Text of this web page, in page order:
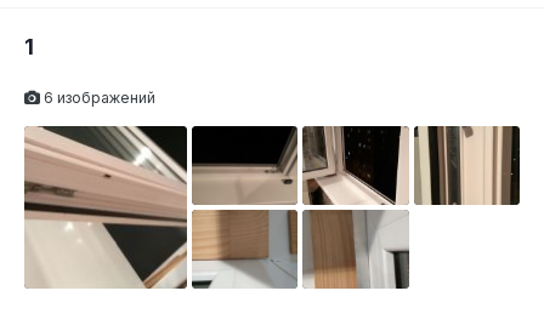
1
6 изображений